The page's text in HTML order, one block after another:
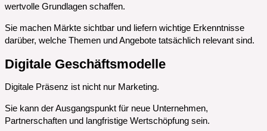
wertvolle Grundlagen schaffen.
Sie machen Märkte sichtbar und liefern wichtige Erkenntnisse
darüber, welche Themen und Angebote tatsächlich relevant sind.
Digitale Geschäftsmodelle
Digitale Präsenz ist nicht nur Marketing.
Sie kann der Ausgangspunkt für neue Unternehmen,
Partnerschaften und langfristige Wertschöpfung sein.